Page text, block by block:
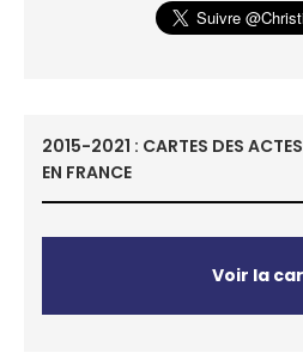
2015-2021 : CARTES DES
EN FRANCE
Voir la